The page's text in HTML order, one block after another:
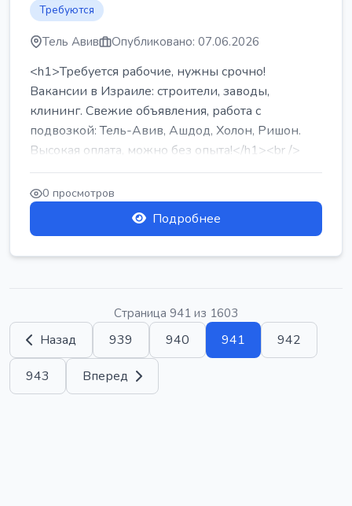
Требуются
Тель Авив Опубликовано: 07.06.2026
<h1>Требуется рабочие, нужны срочно!
Вакансии в Израиле: строители, заводы,
клининг. Свежие объявления, работа с
подвозкой: Тель-Авив, Ашдод, Холон, Ришон.
Высокая оплата, можно без опыта!</h1><br />
...
0 просмотров
Подробнее
Страница 941 из 1603
Назад 939 940 941 942
943 Вперед